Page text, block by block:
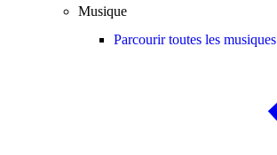
Musique
Parcourir toutes les musiques